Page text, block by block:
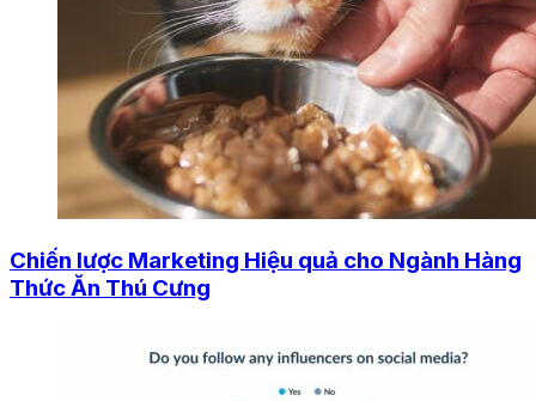
Chiến lược Marketing Hiệu quả cho Ngành Hàng
Thức Ăn Thú Cưng